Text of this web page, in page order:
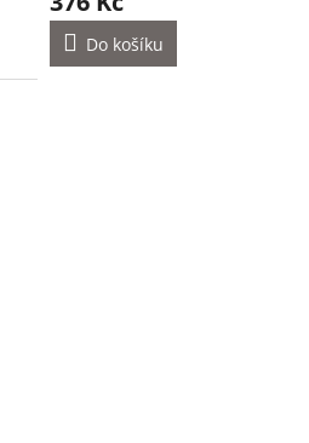
Do košíku